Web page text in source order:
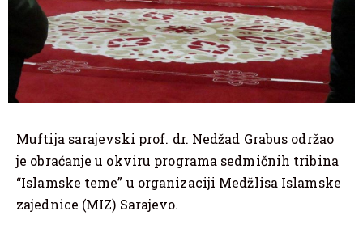
Muftija sarajevski prof. dr. Nedžad Grabus održao
je obraćanje u okviru programa sedmičnih tribina
“Islamske teme” u organizaciji Medžlisa Islamske
zajednice (MIZ) Sarajevo.